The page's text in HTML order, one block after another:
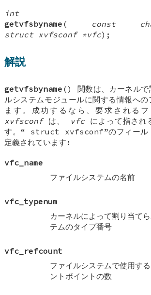
int
getvfsbyname ( const
struct xvfsconf *vfc);
解説
getvfsbyname () 関数は、カーネルで
ルシステムモジュールに関する情報への
ます。成功するなら、要求される
xvfsconfは、 vfcによって指され
す。“ struct xvfsconf”のフィー
定義されています:
vfc_name
ファイルシステムの名前
vfc_typenum
カーネルによって割り当て
テムのタイプ番号
vfc_refcount
ファイルシステムで使用す
ントポイントの数